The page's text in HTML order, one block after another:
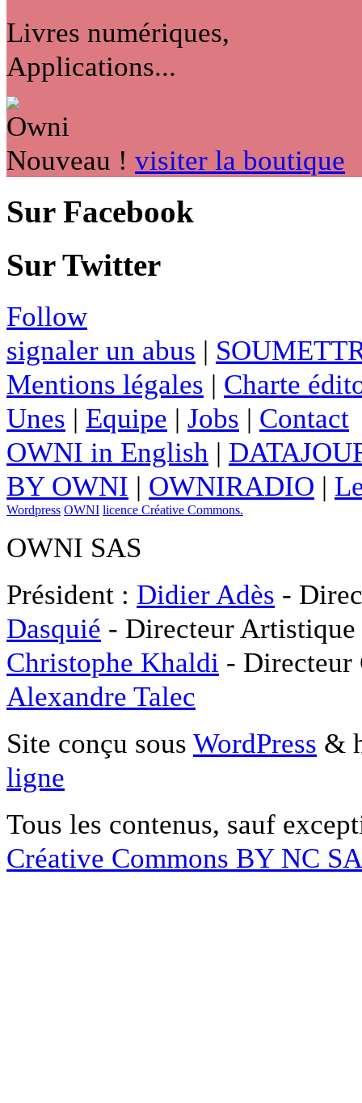
Livres numériques,
Applications...
Nouveau ! visiter la boutique
Sur Facebook
Sur Twitter
Follow
signaler un abus |
Mentions légales | Charte
Unes | Equipe | Jobs | Contact
OWNI in English |
BY OWNI | OWNIRADIO |
Wordpress OWNI licence Créative Commons.
OWNI SAS
Président : Didier Adès -
Dasquié - Directeur
Christophe Khaldi -
Alexandre Talec
Site conçu sous WordPress &
ligne
Tous les contenus, sauf
Créative Commons BY NC SA